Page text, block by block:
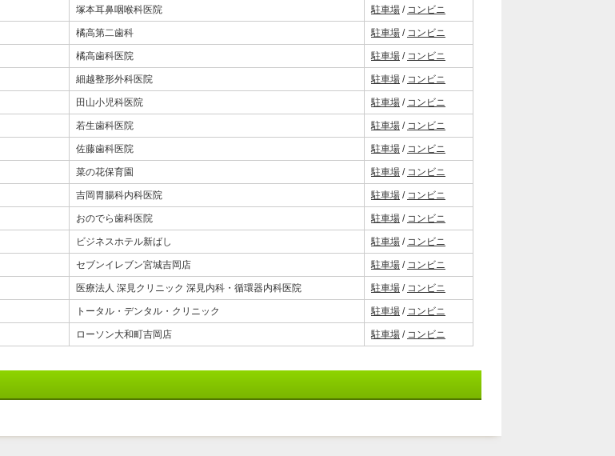
塚本耳鼻咽喉科医院 駐車場 / コンビニ
橘高第二歯科 駐車場 / コンビニ
橘高歯科医院 駐車場 / コンビニ
細越整形外科医院 駐車場 / コンビニ
田山小児科医院 駐車場 / コンビニ
若生歯科医院 駐車場 / コンビニ
佐藤歯科医院 駐車場 / コンビニ
菜の花保育園 駐車場 / コンビニ
吉岡胃腸科内科医院 駐車場 / コンビニ
おのでら歯科医院 駐車場 / コンビニ
ビジネスホテル新ばし 駐車場 / コンビニ
セブンイレブン宮城吉岡店 駐車場 / コンビニ
医療法人 深見クリニック 深見内科・循環器内科医院 駐車場 / コンビニ
トータル・デンタル・クリニック 駐車場 / コンビニ
ローソン大和町吉岡店 駐車場 / コンビニ